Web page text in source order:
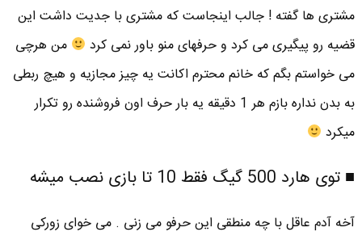
مشتری ها گفته ! جالب اینجاست که مشتری با جدیت داشت این
قضیه رو پیگیری می کرد و حرفهای منو باور نمی کرد
من هرچی
می خواستم بگم که خانم محترم اکانت یه چیز مجازیه و هیچ ربطی
به بدن نداره بازم هر 1 دقیقه یه بار حرف اون فروشنده رو تکرار
میکرد
■ توی هارد 500 گیگ فقط 10 تا بازی نصب میشه
آخه آدم عاقل با چه منطقی این حرفو می زنی . می خوای زورکی